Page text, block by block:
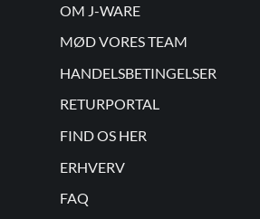
OM J-WARE
MØD VORES TEAM
HANDELSBETINGELSER
RETURPORTAL
FIND OS HER
ERHVERV
FAQ